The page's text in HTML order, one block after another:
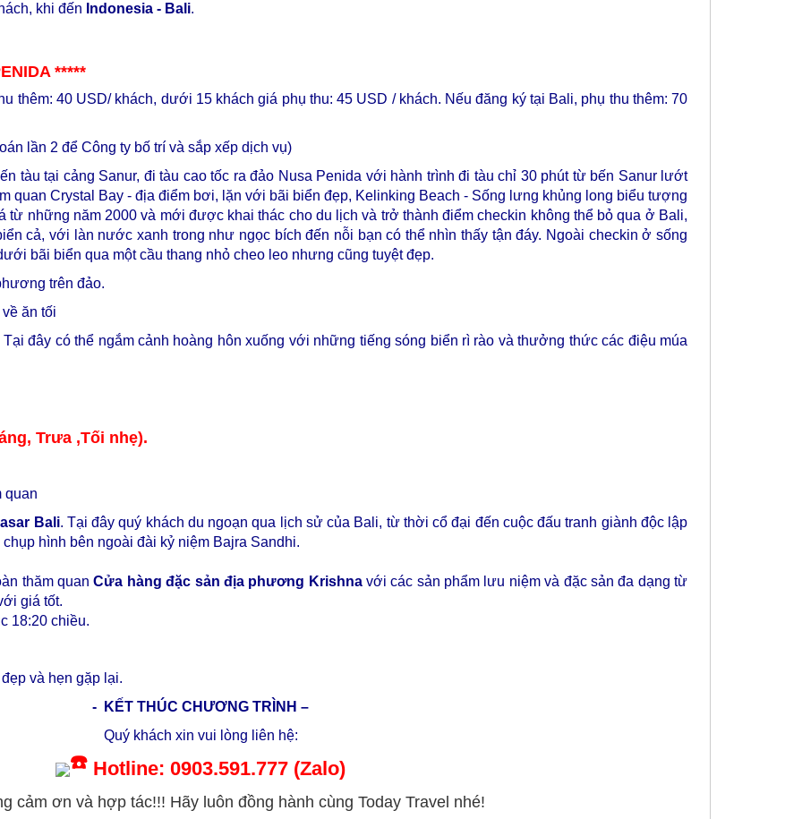
khi đến Indonesia - Bali.
*****
thêm: 40 USD/ khách, dưới 15 khách giá phụ thu: 45 USD / khách. Nếu đăng ký tại Bali, phụ thu thêm: 70
lần 2 để Công ty bố trí và sắp xếp dịch vụ)
tàu tại cảng Sanur, đi tàu cao tốc ra đảo Nusa Penida với hành trình đi tàu chỉ 30 phút từ bến Sanur lướt
quan Crystal Bay - địa điểm bơi, lặn với bãi biển đẹp, Kelinking Beach - Sống lưng khủng long biểu tượng
những năm 2000 và mới được khai thác cho du lịch và trở thành điểm checkin không thể bỏ qua ở Bali,
cả, với làn nước xanh trong như ngọc bích đến nỗi bạn có thể nhìn thấy tận đáy. Ngoài checkin ở sống
bãi biển qua một cầu thang nhỏ cheo leo nhưng cũng tuyệt đẹp.
trên đảo.
ăn tối
đây có thể ngắm cảnh hoàng hôn xuống với những tiếng sóng biển rì rào và thưởng thức các điệu múa
Trưa ,Tối nhẹ).
quan
Bali. Tại đây quý khách du ngoạn qua lịch sử của Bali, từ thời cổ đại đến cuộc đấu tranh giành độc lập
hình bên ngoài đài kỷ niệm Bajra Sandhi.
thăm quanCửa hàng đặc sản địa phương Krishnavới các sản phẩm lưu niệm và đặc sản đa dạng từ
giá tốt.
18:20 chiều.
và hẹn gặp lại.
- KẾT THÚC CHƯƠNG TRÌNH –
Quý khách xin vui lòng liên hệ:
Hotline: 0903.591.777 (Zalo)
cảm ơn và hợp tác!!! Hãy luôn đồng hành cùng Today Travel nhé!